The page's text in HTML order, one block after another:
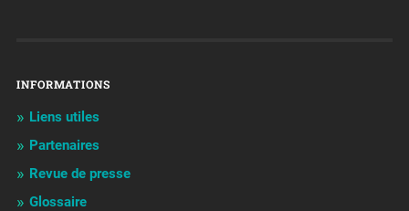
INFORMATIONS
Liens utiles
Partenaires
Revue de presse
Glossaire